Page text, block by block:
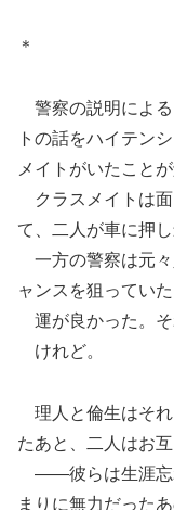
＊
警察の説明による
トの話をハイテン
メイトがいたこと
クラスメイトは面
て、二人が車に押
一方の警察は元々
ャンスを狙ってい
運が良かった。そ
けれど。
理人と倫生はそれ
たあと、二人はお
――彼らは生涯忘
まりに無力だった